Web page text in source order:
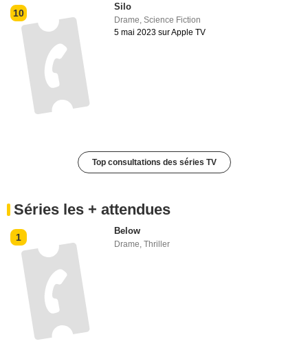
10
Silo
Drame ,Science Fiction
5 mai 2023 sur Apple TV
Top consultations des séries TV
Séries les + attendues
1
Below
Drame,Thriller